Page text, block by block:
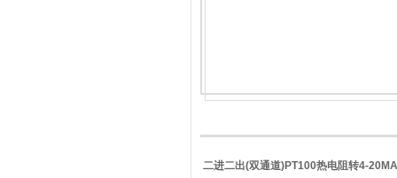
二进二出(双通道)PT100热电阻转4-